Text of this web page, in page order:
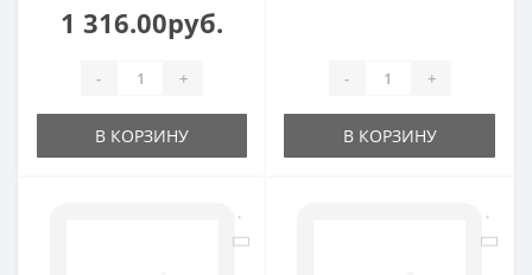
1 316.00руб.
- +
В КОРЗИНУ
- +
В КОРЗИНУ